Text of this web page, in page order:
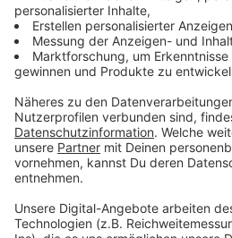
Video
Mehr
Akzeptieren
powered by
Management
Brutale Morde und grenzenlose
Ray findet beides einen Platz.
scheinbar skrupellosen Killer
Anzeige
©Copyright: Sky / Fox